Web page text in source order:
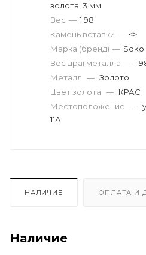
золота, 3 мм
Вес драгметалла —
Марка (бренд) —
Вес — 1.98
Камень вставки — <>
Металл — Золото
Цвет золота — КРАС
Местоположение —
11А
НАЛИЧИЕ ОПЛАТА И
Наличие